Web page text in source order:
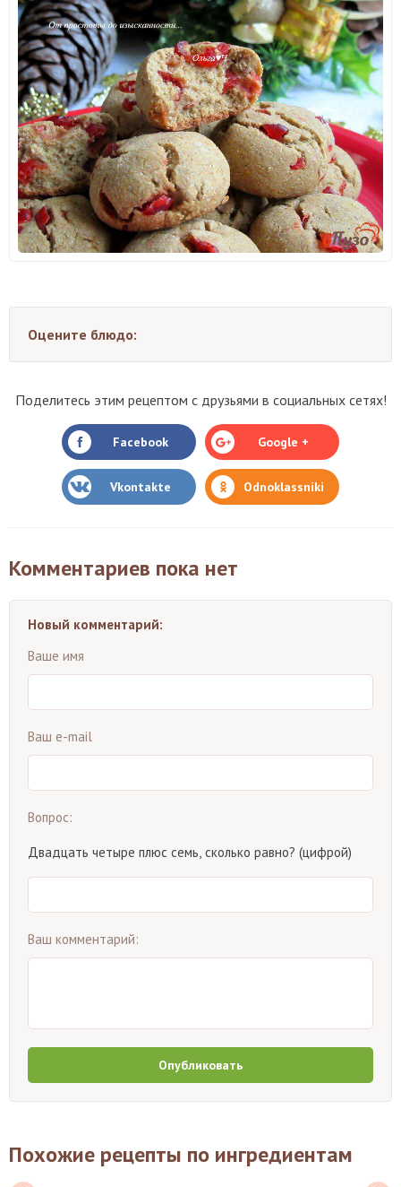
Оцените блюдо:
Поделитесь этим рецептом с друзьями в социальных сетях!
Facebook Google +
Vkontakte Odnoklassniki
Комментариев пока нет
Новый комментарий:
Ваше имя
Ваш e-mail
Вопрос:
Двадцать четыре плюс семь, сколько равно? (цифрой)
Ваш комментарий:
Опубликовать
Похожие рецепты по ингредиентам